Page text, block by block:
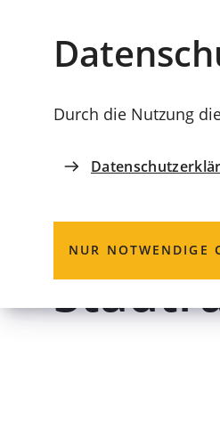
Durch die Nutzung
NUR NOTWENDIGE
Coburg
BEAUFTRAGTE